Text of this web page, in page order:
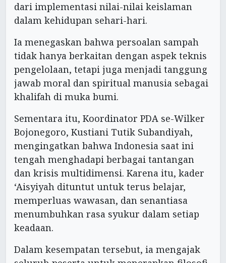
dari implementasi nilai-nilai keislaman
dalam kehidupan sehari-hari.
Ia menegaskan bahwa persoalan sampah
tidak hanya berkaitan dengan aspek teknis
pengelolaan, tetapi juga menjadi tanggung
jawab moral dan spiritual manusia sebagai
khalifah di muka bumi.
Sementara itu, Koordinator PDA se-Wilker
Bojonegoro, Kustiani Tutik Subandiyah,
mengingatkan bahwa Indonesia saat ini
tengah menghadapi berbagai tantangan
dan krisis multidimensi. Karena itu, kader
‘Aisyiyah dituntut untuk terus belajar,
memperluas wawasan, dan senantiasa
menumbuhkan rasa syukur dalam setiap
keadaan.
Dalam kesempatan tersebut, ia mengajak